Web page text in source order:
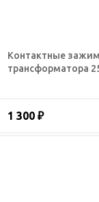
Контактные
трансформатора
1 300 ₽